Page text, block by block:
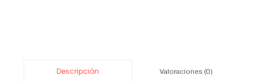
Descripción Valoraciones (0)